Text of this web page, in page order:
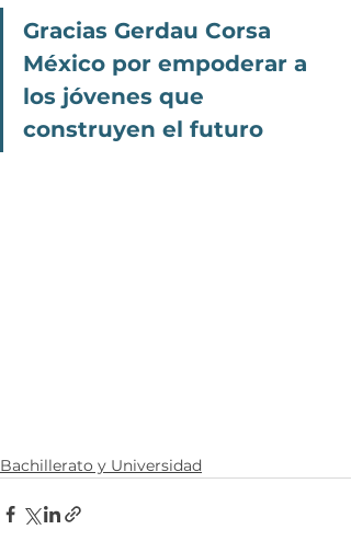
Gracias Gerdau Corsa
México por empoderar a
los jóvenes que
construyen el futuro
Bachillerato y Universidad